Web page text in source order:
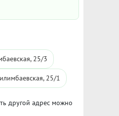
25/3
25/1
другой адрес можно